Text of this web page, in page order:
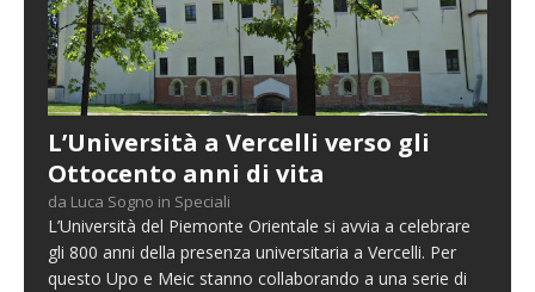
L’Università a Vercelli verso gli
Ottocento anni di vita
da Luca Sogno in Speciali
L’Università del Piemonte Orientale si avvia a celebrare
gli 800 anni della presenza universitaria a Vercelli. Per
questo Upo e Meic stanno collaborando a una serie di